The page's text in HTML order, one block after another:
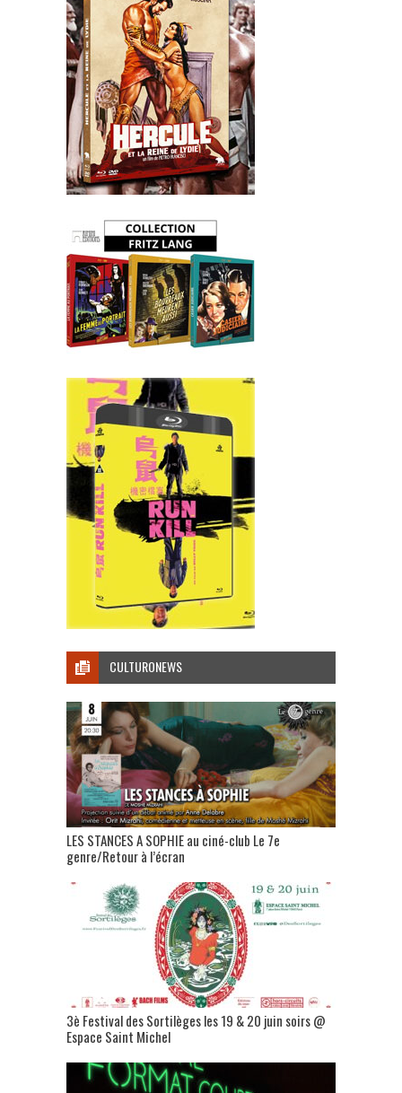
CULTURONEWS
LES STANCES A SOPHIE au ciné-club Le 7e
genre/Retour à l’écran
3è Festival des Sortilèges les 19 & 20 juin soirs @
Espace Saint Michel